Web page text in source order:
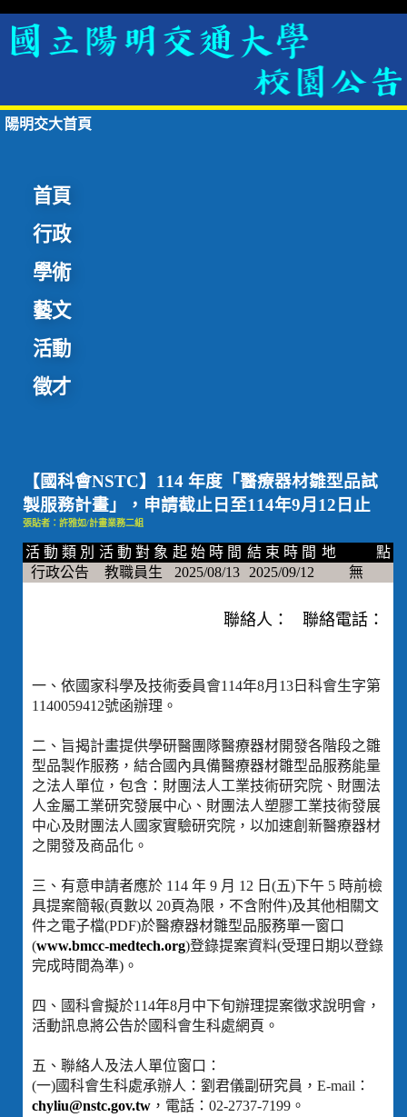
陽明交大首頁
首頁
行政
學術
藝文
活動
徵才
【國科會NSTC】114 年度「醫療器材雛型品試
製服務計畫」，申請截止日至114年9月12日止
張貼者：許雅如/計畫業務二組
活 動 類 別 活 動 對 象 起 始 時 間 結 束 時 間 地 點
行政公告
教職員生 2025/08/13 2025/09/12 無
聯絡人： 聯絡電話：
一、依國家科學及技術委員會114年8月13日科會生字第
1140059412號函辦理。
二、旨揭計畫提供學研醫團隊醫療器材開發各階段之雛
型品製作服務，結合國內具備醫療器材雛型品服務能量
之法人單位，包含：財團法人工業技術研究院、財團法
人金屬工業研究發展中心、財團法人塑膠工業技術發展
中心及財團法人國家實驗研究院，以加速創新醫療器材
之開發及商品化。
三、有意申請者應於 114 年 9 月 12 日(五)下午 5 時前檢
具提案簡報(頁數以 20頁為限，不含附件)及其他相關文
件之電子檔(PDF)於醫療器材雛型品服務單一窗口
(www.bmcc-medtech.org)登錄提案資料(受理日期以登錄
完成時間為準)。
四、國科會擬於114年8月中下旬辦理提案徵求說明會，
活動訊息將公告於國科會生科處網頁。
五、聯絡人及法人單位窗口：
(一)國科會生科處承辦人：劉君儀副研究員，E-mail：
chyliu@nstc.gov.tw ，電話：02-2737-7199。